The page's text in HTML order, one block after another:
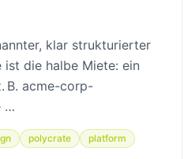
klar strukturierter
die halbe Miete: ein
B. acme-corp-
…
polycrate platform